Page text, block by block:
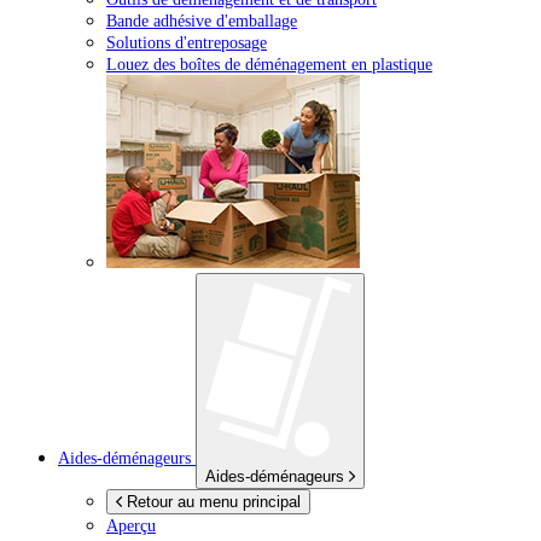
Bande adhésive d'emballage
Solutions d'entreposage
Louez des boîtes de déménagement en plastique
Aides-déménageurs
Aides-déménageurs
Retour au menu principal
Aperçu